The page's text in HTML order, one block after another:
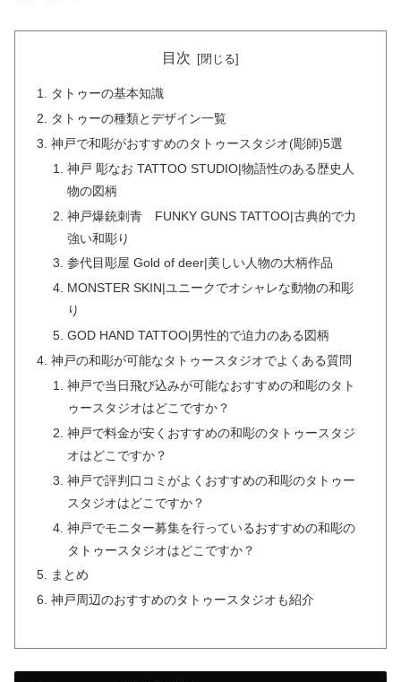
目次
タトゥーの基本知識
タトゥーの種類とデザイン一覧
神戸で和彫がおすすめのタトゥースタジオ(彫師)5選
神戸 彫なお TATTOO STUDIO|物語性のある歴史人
物の図柄
神戸爆銃刺青 FUNKY GUNS TATTOO|古典的で力
強い和彫り
参代目彫屋 Gold of deer|美しい人物の大柄作品
MONSTER SKIN|ユニークでオシャレな動物の和彫
り
GOD HAND TATTOO|男性的で迫力のある図柄
神戸の和彫が可能なタトゥースタジオでよくある質問
神戸で当日飛び込みが可能なおすすめの和彫のタト
ゥースタジオはどこですか？
神戸で料金が安くおすすめの和彫のタトゥースタジ
オはどこですか？
神戸で評判口コミがよくおすすめの和彫のタトゥー
スタジオはどこですか？
神戸でモニター募集を行っているおすすめの和彫の
タトゥースタジオはどこですか？
まとめ
神戸周辺のおすすめのタトゥースタジオも紹介